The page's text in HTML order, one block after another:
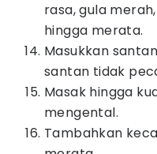
rasa, gula
hingga merata.
Masukkan
santan tidak
Masak hingga
mengental.
Tambahkan